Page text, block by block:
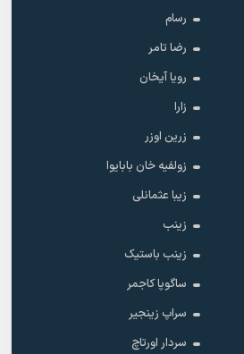
رسام
رضا تامر
رویا آیخان
زارا
زرین اوزر
زولفیه خان بابایوا
زیبا عثمانلی
زینب
زینب باستیک
ساگوپا کاجمر
سراپ زینجیر
سردار اورتاچ